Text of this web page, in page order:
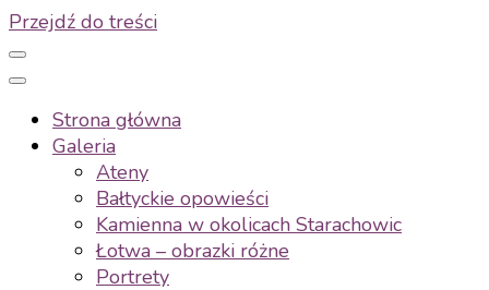
Przejdź do treści
Strona główna
Galeria
Ateny
Bałtyckie opowieści
Kamienna w okolicach Starachowic
Łotwa – obrazki różne
Portrety